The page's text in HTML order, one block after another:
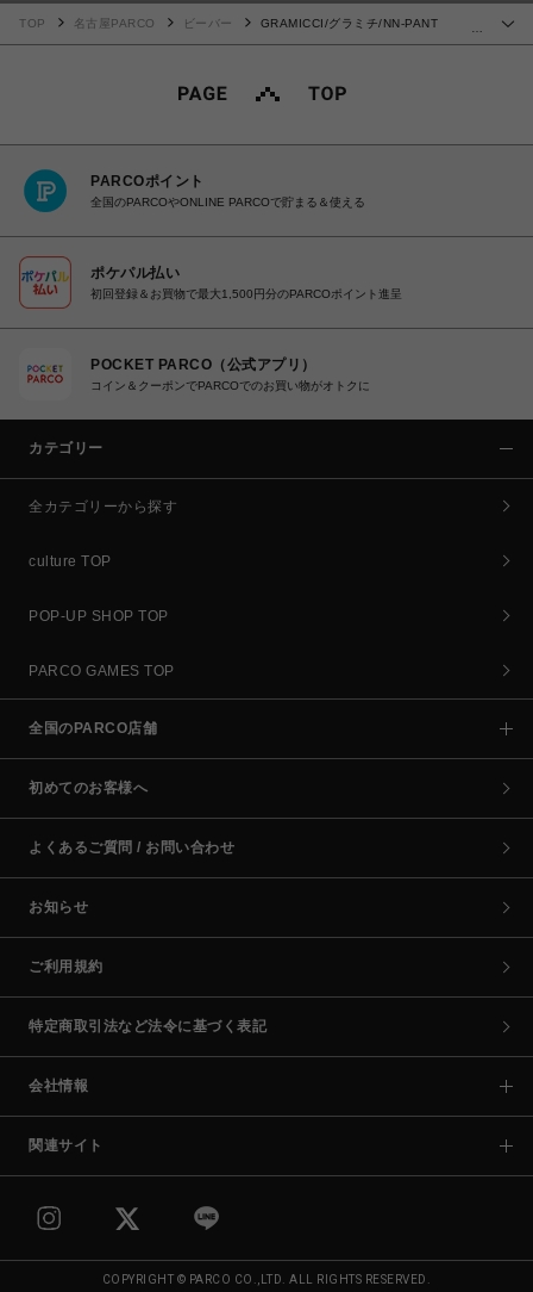
…
TOP 名古屋PARCO ビーバー
GRAMICCI/グラミチ/NN-PANT
PARCOポイント
全国のPARCOやONLINE PARCOで貯まる＆使える
ポケパル払い
初回登録＆お買物で最大1,500円分のPARCOポイント進呈
POCKET PARCO（公式アプリ）
コイン＆クーポンでPARCOでのお買い物がオトクに
カテゴリー
全カテゴリーから探す
culture TOP
POP-UP SHOP TOP
PARCO GAMES TOP
全国のPARCO店舗
初めてのお客様へ
よくあるご質問 / お問い合わせ
お知らせ
ご利用規約
特定商取引法など法令に基づく表記
会社情報
関連サイト
COPYRIGHT © PARCO CO.,LTD. ALL RIGHTS RESERVED.